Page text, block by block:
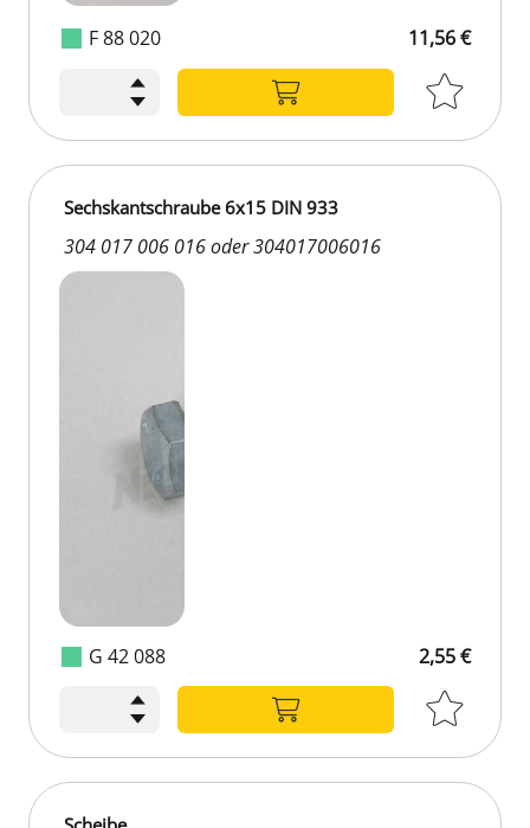
F 88 020 11,56 €
G 42 088
Sechskantschraube 6x15 DIN 933
304 017 006 016 oder 304017006016
2,55 €